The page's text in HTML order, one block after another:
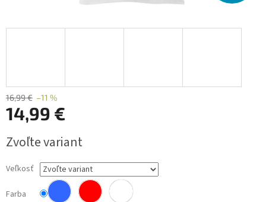
16,99 € –11 %
14,99 €
cena:
Zvoľte variant
Veľkosť
Farba